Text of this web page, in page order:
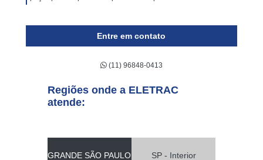
Entre em contato
(11) 96848-0413
Regiões onde a ELETRAC
atende:
GRANDE SÃO PAULO SP - Interior